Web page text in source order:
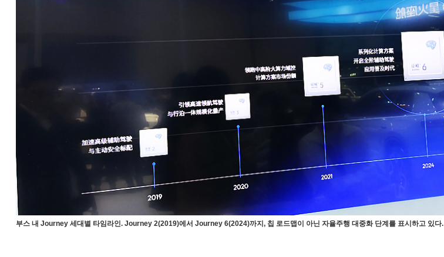
부스 내 Journey 세대별 타임라인. Journey 2(2019)에서 Journey 6(2024)까지, 칩 로드맵이 아닌 자율주행 대중화 단계를 표시하고 있다.